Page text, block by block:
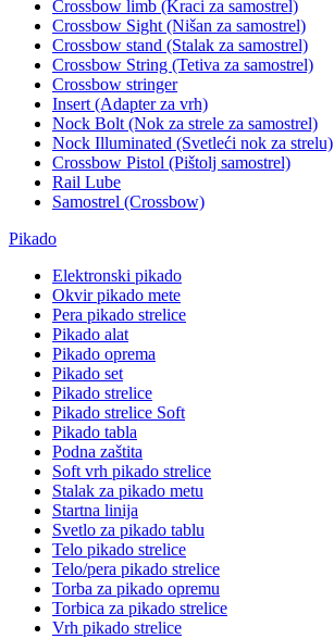
Crossbow limb (Kraci za samostrel)
Crossbow Sight (Nišan za samostrel)
Crossbow stand (Stalak za samostrel)
Crossbow String (Tetiva za samostrel)
Crossbow stringer
Insert (Adapter za vrh)
Nock Bolt (Nok za strele za samostrel)
Nock Illuminated (Svetleći nok za strelu)
Crossbow Pistol (Pištolj samostrel)
Rail Lube
Samostrel (Crossbow)
Pikado
Elektronski pikado
Okvir pikado mete
Pera pikado strelice
Pikado alat
Pikado oprema
Pikado set
Pikado strelice
Pikado strelice Soft
Pikado tabla
Podna zaštita
Soft vrh pikado strelice
Stalak za pikado metu
Startna linija
Svetlo za pikado tablu
Telo pikado strelice
Telo/pera pikado strelice
Torba za pikado opremu
Torbica za pikado strelice
Vrh pikado strelice